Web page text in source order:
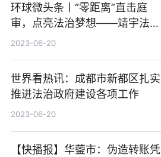
环球微头条丨“零距离”直击庭
审，点亮法治梦想——靖宇法院
开展“法院开放日”邀请小学生走
2023-06-20
世界看热讯：成都市新都区扎实
推进法治政府建设各项工作
2023-06-20
【快播报】华蓥市：伪造转账凭